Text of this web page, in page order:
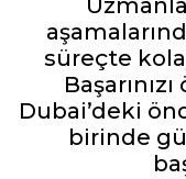
süreçte
Dubai’deki
birinde